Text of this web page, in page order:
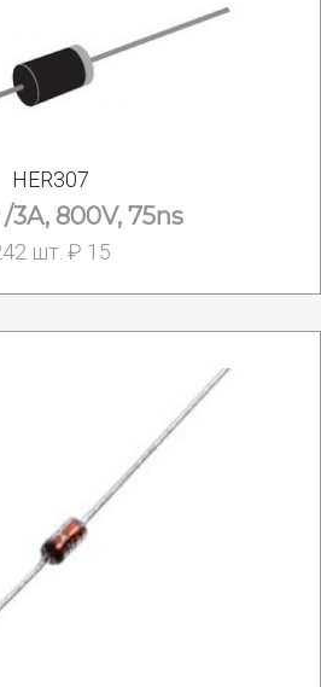
HER307
800V, 75ns
шт. ₽ 15